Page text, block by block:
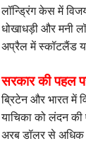
लॉन्ड्रिंग केस में
धोखाधड़ी और मनी
अप्रैल में स्कॉटलैंड
सरकार की पहल
ब्रिटेन और भारत में
याचिका को लंदन
अरब डॉलर से अधिक